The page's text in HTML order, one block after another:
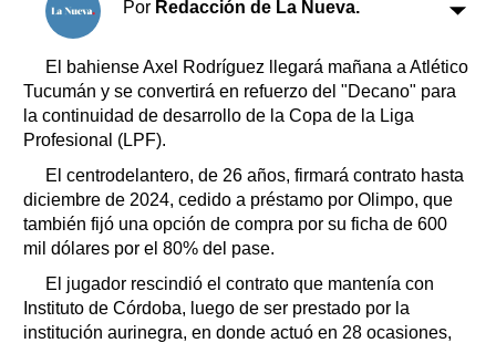
Fúnebres
Horóscopo
Suplementos
Transportes
Loterías
Datos Útiles
Edictos
Teléfonos de urgencia
Por Redacción de La Nueva.
El bahiense Axel Rodríguez llegará mañana a Atlético
Tucumán y se convertirá en refuerzo del "Decano" para
la continuidad de desarrollo de la Copa de la Liga
Profesional (LPF).
El centrodelantero, de 26 años, firmará contrato hasta
diciembre de 2024, cedido a préstamo por Olimpo, que
también fijó una opción de compra por su ficha de 600
mil dólares por el 80% del pase.
El jugador rescindió el contrato que mantenía con
Instituto de Córdoba, luego de ser prestado por la
institución aurinegra, en donde actuó en 28 ocasiones,